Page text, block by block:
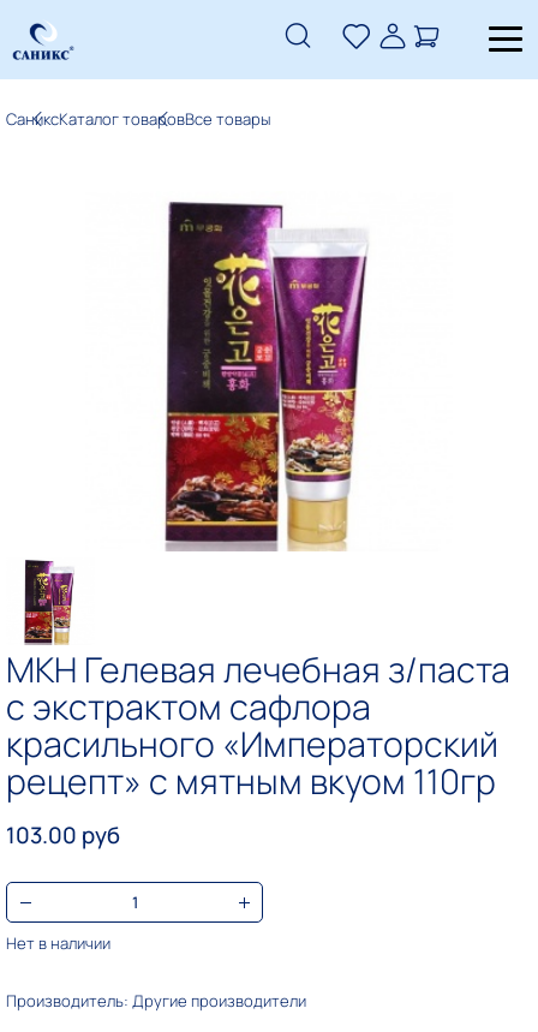
СаниксКаталог товаровВсе товары
MKH Гелевая лечебная з/паста
с экстрактом сафлора
красильного «Императорский
рецепт» с мятным вкуом 110гр
103.00 руб
Нет в наличии
Производитель: Другие производители